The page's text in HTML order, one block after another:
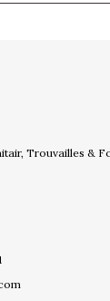
Trouvailles &